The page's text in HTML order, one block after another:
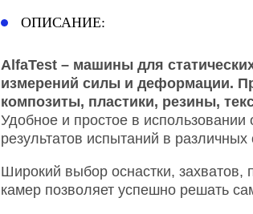
ОПИСАНИЕ:
AlfaTest – машины для
измерений силы и деформации.
композиты, пластики, резины,
Удобное и простое в
результатов испытаний в
Широкий выбор оснастки, захватов,
камер позволяет успешно решать